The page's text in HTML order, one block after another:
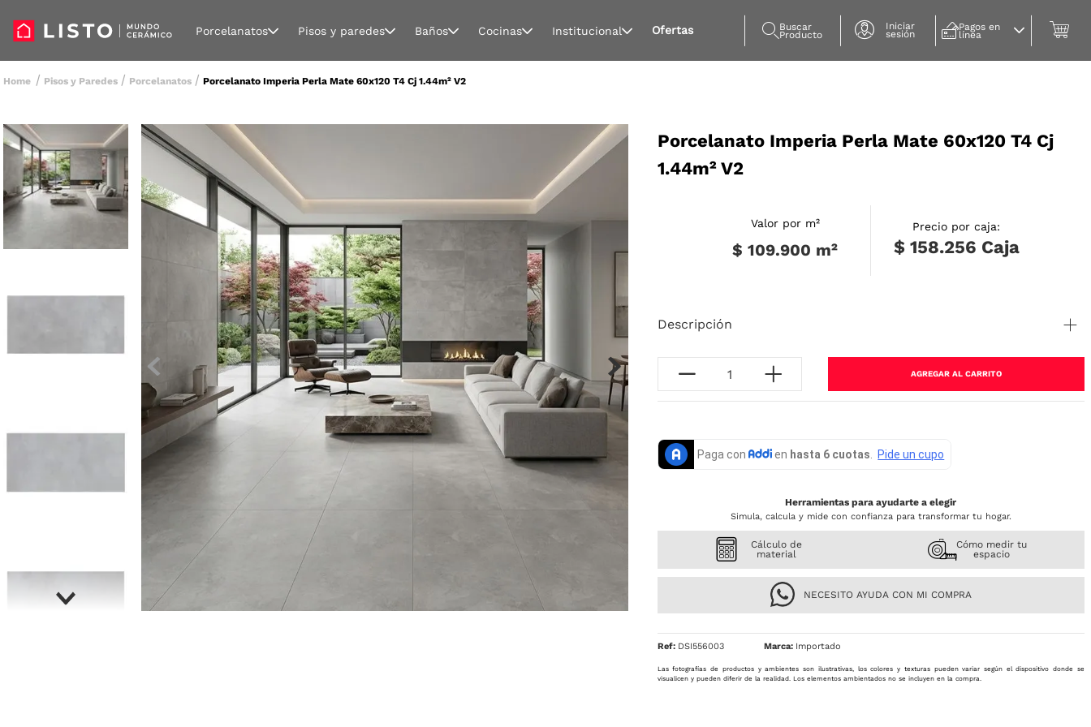
Porcelanatos Pisos y paredes Baños Cocinas Institucional Ofertas Buscar
Producto
Iniciar
sesión
Pagos en
línea
Pisos y Paredes Porcelanatos Porcelanato Imperia Perla Mate 60x120 T4 Cj 1.44m² V2
Porcelanato Imperia Perla Mate 60x120 T4 Cj
1.44m² V2
Valor por m²
$ 109.900 m²
Precio por caja:
$ 158.256 Caja
Descripción
AGREGAR AL CARRITO
Herramientas para ayudarte a elegir
Simula, calcula y mide con confianza para transformar tu hogar.
Cálculo de
material
Cómo medir tu
espacio
NECESITO AYUDA CON MI COMPRA
Ref: DSI556003 Importado
Las fotografías de productos y ambientes son ilustrativas, los colores y texturas pueden variar según el dispositivo donde se
visualicen y pueden diferir de la realidad. Los elementos ambientados no se incluyen en la compra.